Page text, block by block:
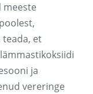
et
ja
vereringe